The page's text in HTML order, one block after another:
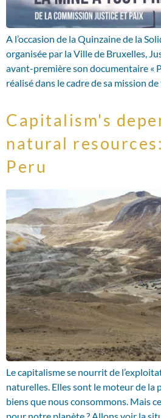
A l’occasion de la Quinzaine de la
organisée par la Ville de Bruxelles,
avant-première son documentaire «
réalisé dans le cadre de sa mission
Capitalism's
natural
Peru
Le capitalisme se nourrit de
naturelles. Elles sont le moteur de la
biens que nous consommons. Mais